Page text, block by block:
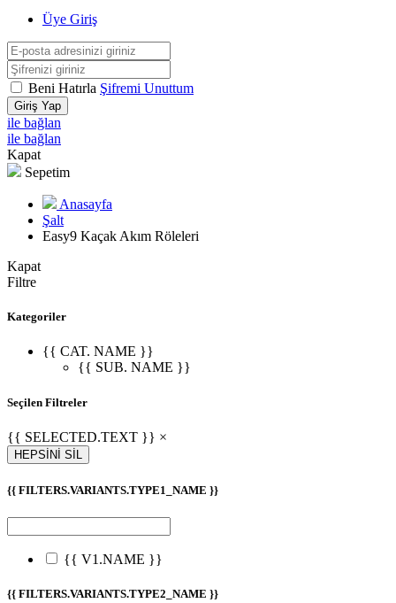
Üye Giriş
Beni Hatırla Şifremi Unuttum
Giriş Yap
ile bağlan
ile bağlan
Kapat
Sepetim
Anasayfa
Şalt
Easy9 Kaçak Akım Röleleri
Kapat
Filtre
Kategoriler
{{ CAT. NAME }}
{{ SUB. NAME }}
Seçilen Filtreler
{{ SELECTED.TEXT }} ×
HEPSİNİ SİL
{{ FILTERS.VARIANTS.TYPE1_NAME }}
{{ V1.NAME }}
{{ FILTERS.VARIANTS.TYPE2_NAME }}